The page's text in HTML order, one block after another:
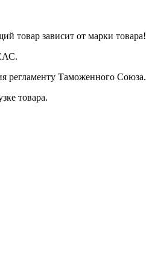
товар зависит от марки товара!
регламенту Таможенного Союза.
товара.